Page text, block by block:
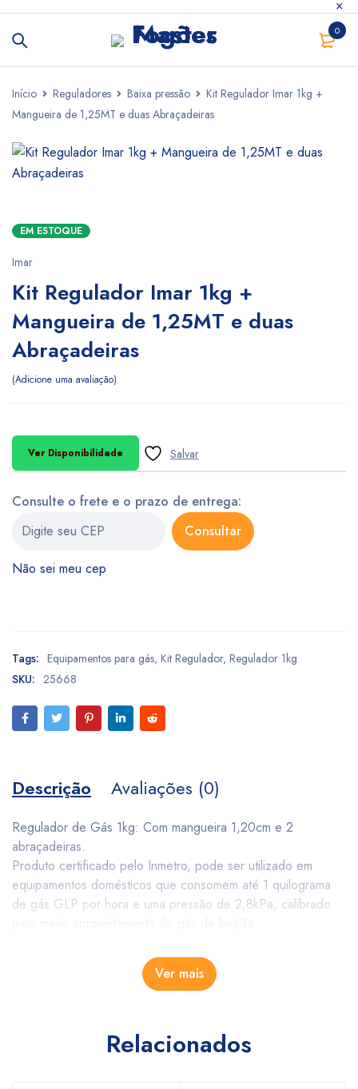
0
Início Reguladores Baixa pressão
Kit Regulador Imar 1kg +
Mangueira de 1,25MT e duas Abraçadeiras
EM ESTOQUE
Imar
Kit Regulador Imar 1kg +
Mangueira de 1,25MT e duas
Abraçadeiras
Adicione uma avaliação
Ver Disponibilidade
Consulte o frete e o prazo de entrega:
Consultar
Não sei meu cep
Tags: Equipamentos para gás, Kit Regulador, Regulador 1kg
SKU: 25668
Descrição Avaliações (0)
Regulador de Gás 1kg: Com mangueira 1,20cm e 2
abraçadeiras.
Produto certificado pelo Inmetro, pode ser utilizado em
equipamentos domésticos que consomem até 1 quilograma
de gás GLP por hora e uma pressão de 2,8kPa, calibrado
Ver mais
Relacionados